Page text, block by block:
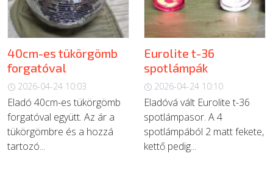
40cm-es tükörgömb
forgatóval
2026-04-24 10:03
Eladó 40cm-es tükörgömb
forgatóval együtt. Az ár a
tükörgömbre és a hozzá
tartozó...
Eurolite t-36
spotlámpák
2026-04-24 10:10
Eladóvá vált Eurolite t-36
spotlámpasor. A 4
spotlámpából 2 matt fekete,
kettő pedig...